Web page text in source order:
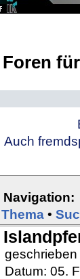
Foren
Auch
Navigation:
Thema •
geschrieben
Datum: 05.